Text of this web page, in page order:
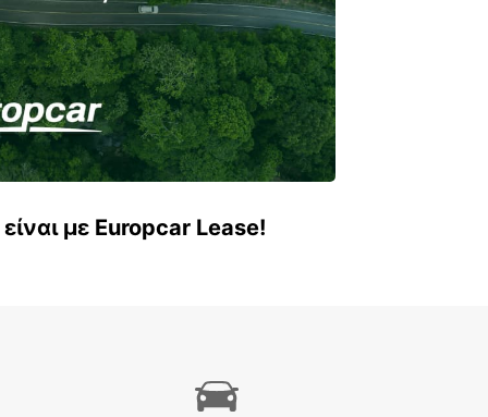
με Europcar Lease!